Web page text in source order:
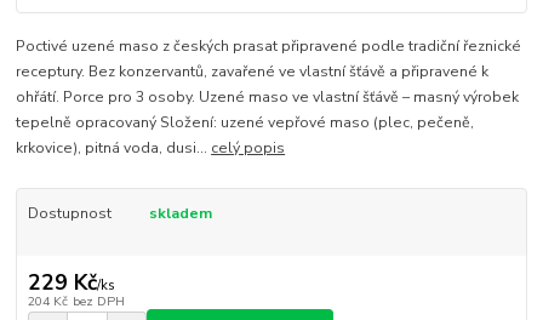
Poctivé uzené maso z českých prasat připravené podle tradiční řeznické
receptury. Bez konzervantů, zavařené ve vlastní šťávě a připravené k
ohřátí. Porce pro 3 osoby. Uzené maso ve vlastní šťávě – masný výrobek
tepelně opracovaný Složení: uzené vepřové maso (plec, pečeně,
krkovice), pitná voda, dusi... celý popis
Dostupnost skladem
229 Kč/ks
204 Kč bez DPH